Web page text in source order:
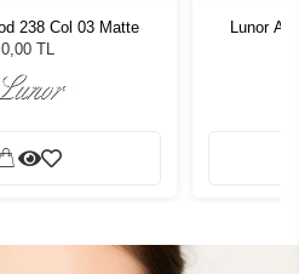
238 Col 03 Matte
0,00 TL
Lunor A5